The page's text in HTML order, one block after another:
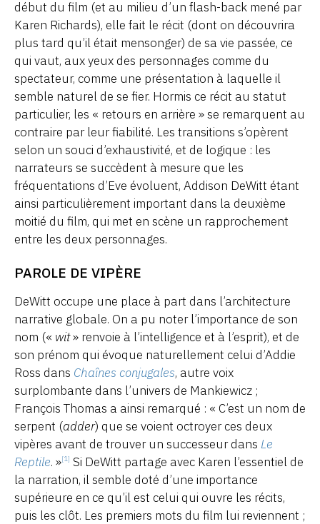
début du film (et au milieu d’un flash-back mené par
Karen Richards), elle fait le récit (dont on découvrira
plus tard qu’il était mensonger) de sa vie passée, ce
qui vaut, aux yeux des personnages comme du
spectateur, comme une présentation à laquelle il
semble naturel de se fier. Hormis ce récit au statut
particulier, les « retours en arrière » se remarquent au
contraire par leur fiabilité. Les transitions s’opèrent
selon un souci d’exhaustivité, et de logique : les
narrateurs se succèdent à mesure que les
fréquentations d’Eve évoluent, Addison DeWitt étant
ainsi particulièrement important dans la deuxième
moitié du film, qui met en scène un rapprochement
entre les deux personnages.
PAROLE DE VIPÈRE
DeWitt occupe une place à part dans l’architecture
narrative globale. On a pu noter l’importance de son
nom (« wit» renvoie à l’intelligence et à l’esprit), et de
son prénom qui évoque naturellement celui d’Addie
Ross dans Chaînes conjugales, autre voix
surplombante dans l’univers de Mankiewicz ;
François Thomas a ainsi remarqué : « C’est un nom de
serpent (adder) que se voient octroyer ces deux
vipères avant de trouver un successeur dans Le
Reptile. »[1] Si DeWitt partage avec Karen l’essentiel de
la narration, il semble doté d’une importance
supérieure en ce qu’il est celui qui ouvre les récits,
puis les clôt. Les premiers mots du film lui reviennent ;